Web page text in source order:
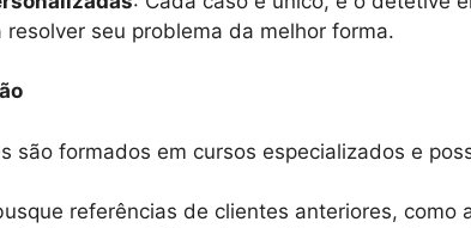
resolver seu problema da melhor forma.
são formados em cursos especializados e
referências de clientes anteriores, como